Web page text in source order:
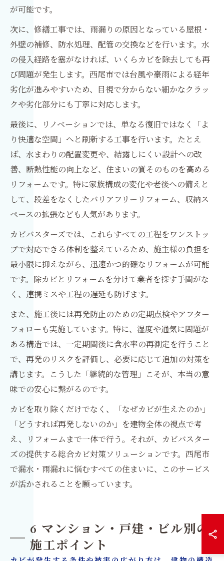
が可能です。
次に、修繕工事では、雨漏りの原因となっている屋根・
外壁の補修、防水処理、配管の交換などを行います。水
の侵入経路を塞がなければ、いくらカビを除去しても再
び問題が発生します。西尾市では台風や豪雨による経年
劣化が進みやすいため、目視で分からない細かなクラッ
クや劣化部分にも丁寧に対応します。
最後に、リノベーションでは、単なる復旧ではなく「よ
り快適な空間」へと刷新する工事を行います。たとえ
ば、水まわりの配置変更や、結露しにくい設計への改
善、断熱性能の向上など、住まいの質そのものを高める
リフォームです。特に家族構成の変化や老後への備えと
して、段差をなくしたバリアフリーリフォーム、収納ス
ペースの拡張なども人気があります。
カビバスターズでは、これらすべての工程をワンストッ
プで対応できる体制を整えているため、施主様の負担を
最小限に抑えながら、迅速かつ的確なリフォームが可能
です。除カビとリフォームを分けて業者を探す手間がな
く、連携ミスや工程の遅延も防げます。
また、施工後には再発防止のための定期点検やアフター
フォローも実施しています。特に、湿度や通気に問題が
ある構造では、一定期間後に含水率の再測定を行うこと
で、再発のリスクを評価し、必要に応じて追加の対策を
講じます。こうした「継続的な管理」こそが、本当の意
味での安心に繋がるのです。
カビを取り除くだけでなく、「なぜカビが生えたのか」
「どうすれば再発しないのか」を建物全体の視点で考
え、リフォームまで一体で行う。それが、カビバスター
ズの提供する総合カビ対策ソリューションです。西尾市
で漏水・雨漏れに悩むすべての住まいに、このサービス
が活かされることを願っています。
6 マンション・戸建・ビル別の
施工ポイント